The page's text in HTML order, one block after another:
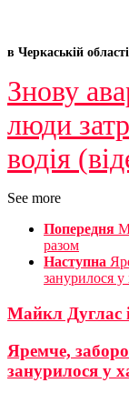
в Черкаській області
Знову
люди
водія
See more
Попередня
разом
Наступна
занурилося у
Майкл Дуглас
Яремче,
занурилося у